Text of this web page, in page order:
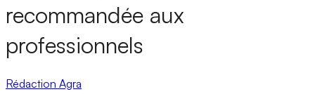
recommandée aux
professionnels
Rédaction Agra